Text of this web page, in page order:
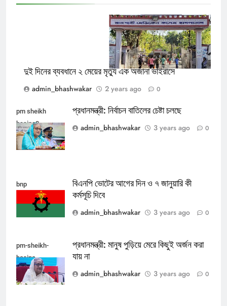
Rajshahi_Medical_College_Hospital
দুই দিনের ব্যবধানে ২ মেয়ের মৃত্যু এক অজানা ভাইরাসে
admin_bhashwakar
2 years ago 0
pm sheikh
hasina2
প্রধানমন্ত্রী: নির্বাচন বাতিলের চেষ্টা চলছে
admin_bhashwakar
3 years ago 0
bnp
বিএনপি ভোটের আগের দিন ও ৭ জানুয়ারি কী
কর্মসূচি দিবে
admin_bhashwakar
3 years ago 0
pm-sheikh-
hasina
প্রধানমন্ত্রী: মানুষ পুড়িয়ে মেরে কিছুই অর্জন করা
যায় না
admin_bhashwakar
3 years ago 0